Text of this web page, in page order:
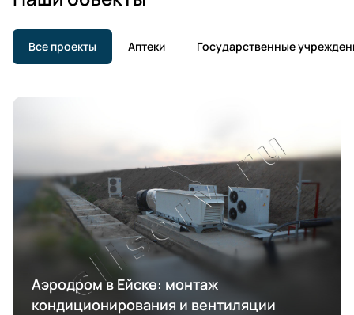
Все проекты Аптеки Государственные
Аэродром в Ейске: монтаж
кондиционирования и вентиляции